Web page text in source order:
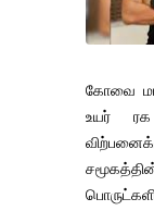
கோவை
உயர்